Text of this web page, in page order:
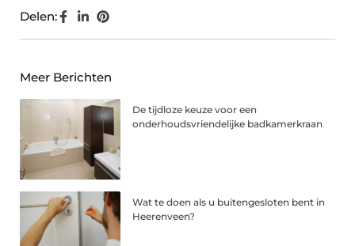
Delen:
Meer Berichten
De tijdloze keuze voor een
onderhoudsvriendelijke badkamerkraan
Wat te doen als u buitengesloten bent in
Heerenveen?